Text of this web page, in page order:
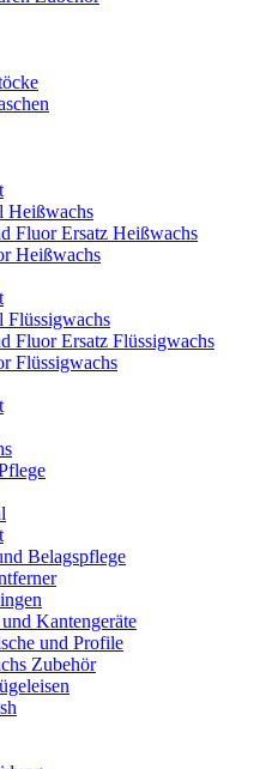
Heißwachs
Fluor Ersatz Heißwachs
Heißwachs
Flüssigwachs
Fluor Ersatz Flüssigwachs
Flüssigwachs
Belagspflege
Kantengeräte
und Profile
Zubehör